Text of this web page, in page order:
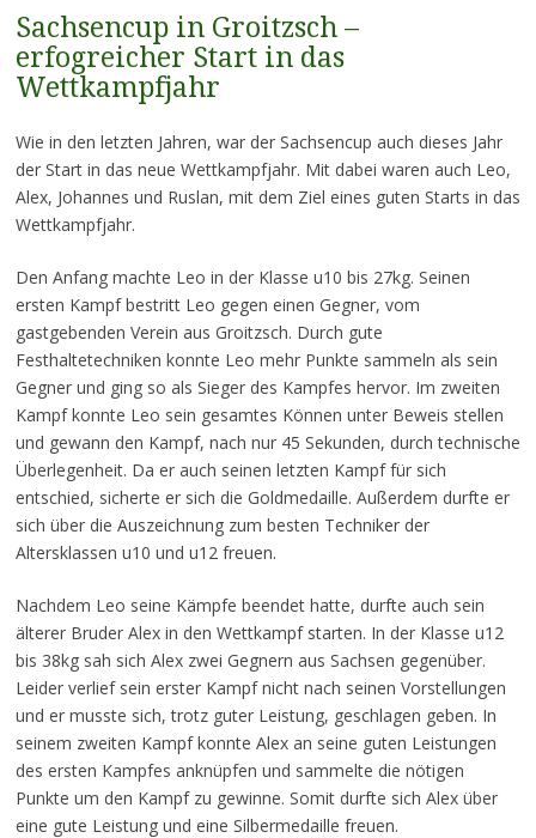
Sachsencup in Groitzsch –
erfogreicher Start in das
Wettkampfjahr
Wie in den letzten Jahren, war der Sachsencup auch dieses Jahr
der Start in das neue Wettkampfjahr. Mit dabei waren auch Leo,
Alex, Johannes und Ruslan, mit dem Ziel eines guten Starts in das
Wettkampfjahr.
Den Anfang machte Leo in der Klasse u10 bis 27kg. Seinen
ersten Kampf bestritt Leo gegen einen Gegner, vom
gastgebenden Verein aus Groitzsch. Durch gute
Festhaltetechniken konnte Leo mehr Punkte sammeln als sein
Gegner und ging so als Sieger des Kampfes hervor. Im zweiten
Kampf konnte Leo sein gesamtes Können unter Beweis stellen
und gewann den Kampf, nach nur 45 Sekunden, durch technische
Überlegenheit. Da er auch seinen letzten Kampf für sich
entschied, sicherte er sich die Goldmedaille. Außerdem durfte er
sich über die Auszeichnung zum besten Techniker der
Altersklassen u10 und u12 freuen.
Nachdem Leo seine Kämpfe beendet hatte, durfte auch sein
älterer Bruder Alex in den Wettkampf starten. In der Klasse u12
bis 38kg sah sich Alex zwei Gegnern aus Sachsen gegenüber.
Leider verlief sein erster Kampf nicht nach seinen Vorstellungen
und er musste sich, trotz guter Leistung, geschlagen geben. In
seinem zweiten Kampf konnte Alex an seine guten Leistungen
des ersten Kampfes anknüpfen und sammelte die nötigen
Punkte um den Kampf zu gewinne. Somit durfte sich Alex über
eine gute Leistung und eine Silbermedaille freuen.